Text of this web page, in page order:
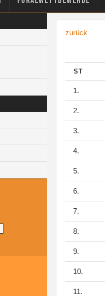
zurück
ST
1.
2.
3.
4.
5.
6.
7.
8.
9.
10.
11.